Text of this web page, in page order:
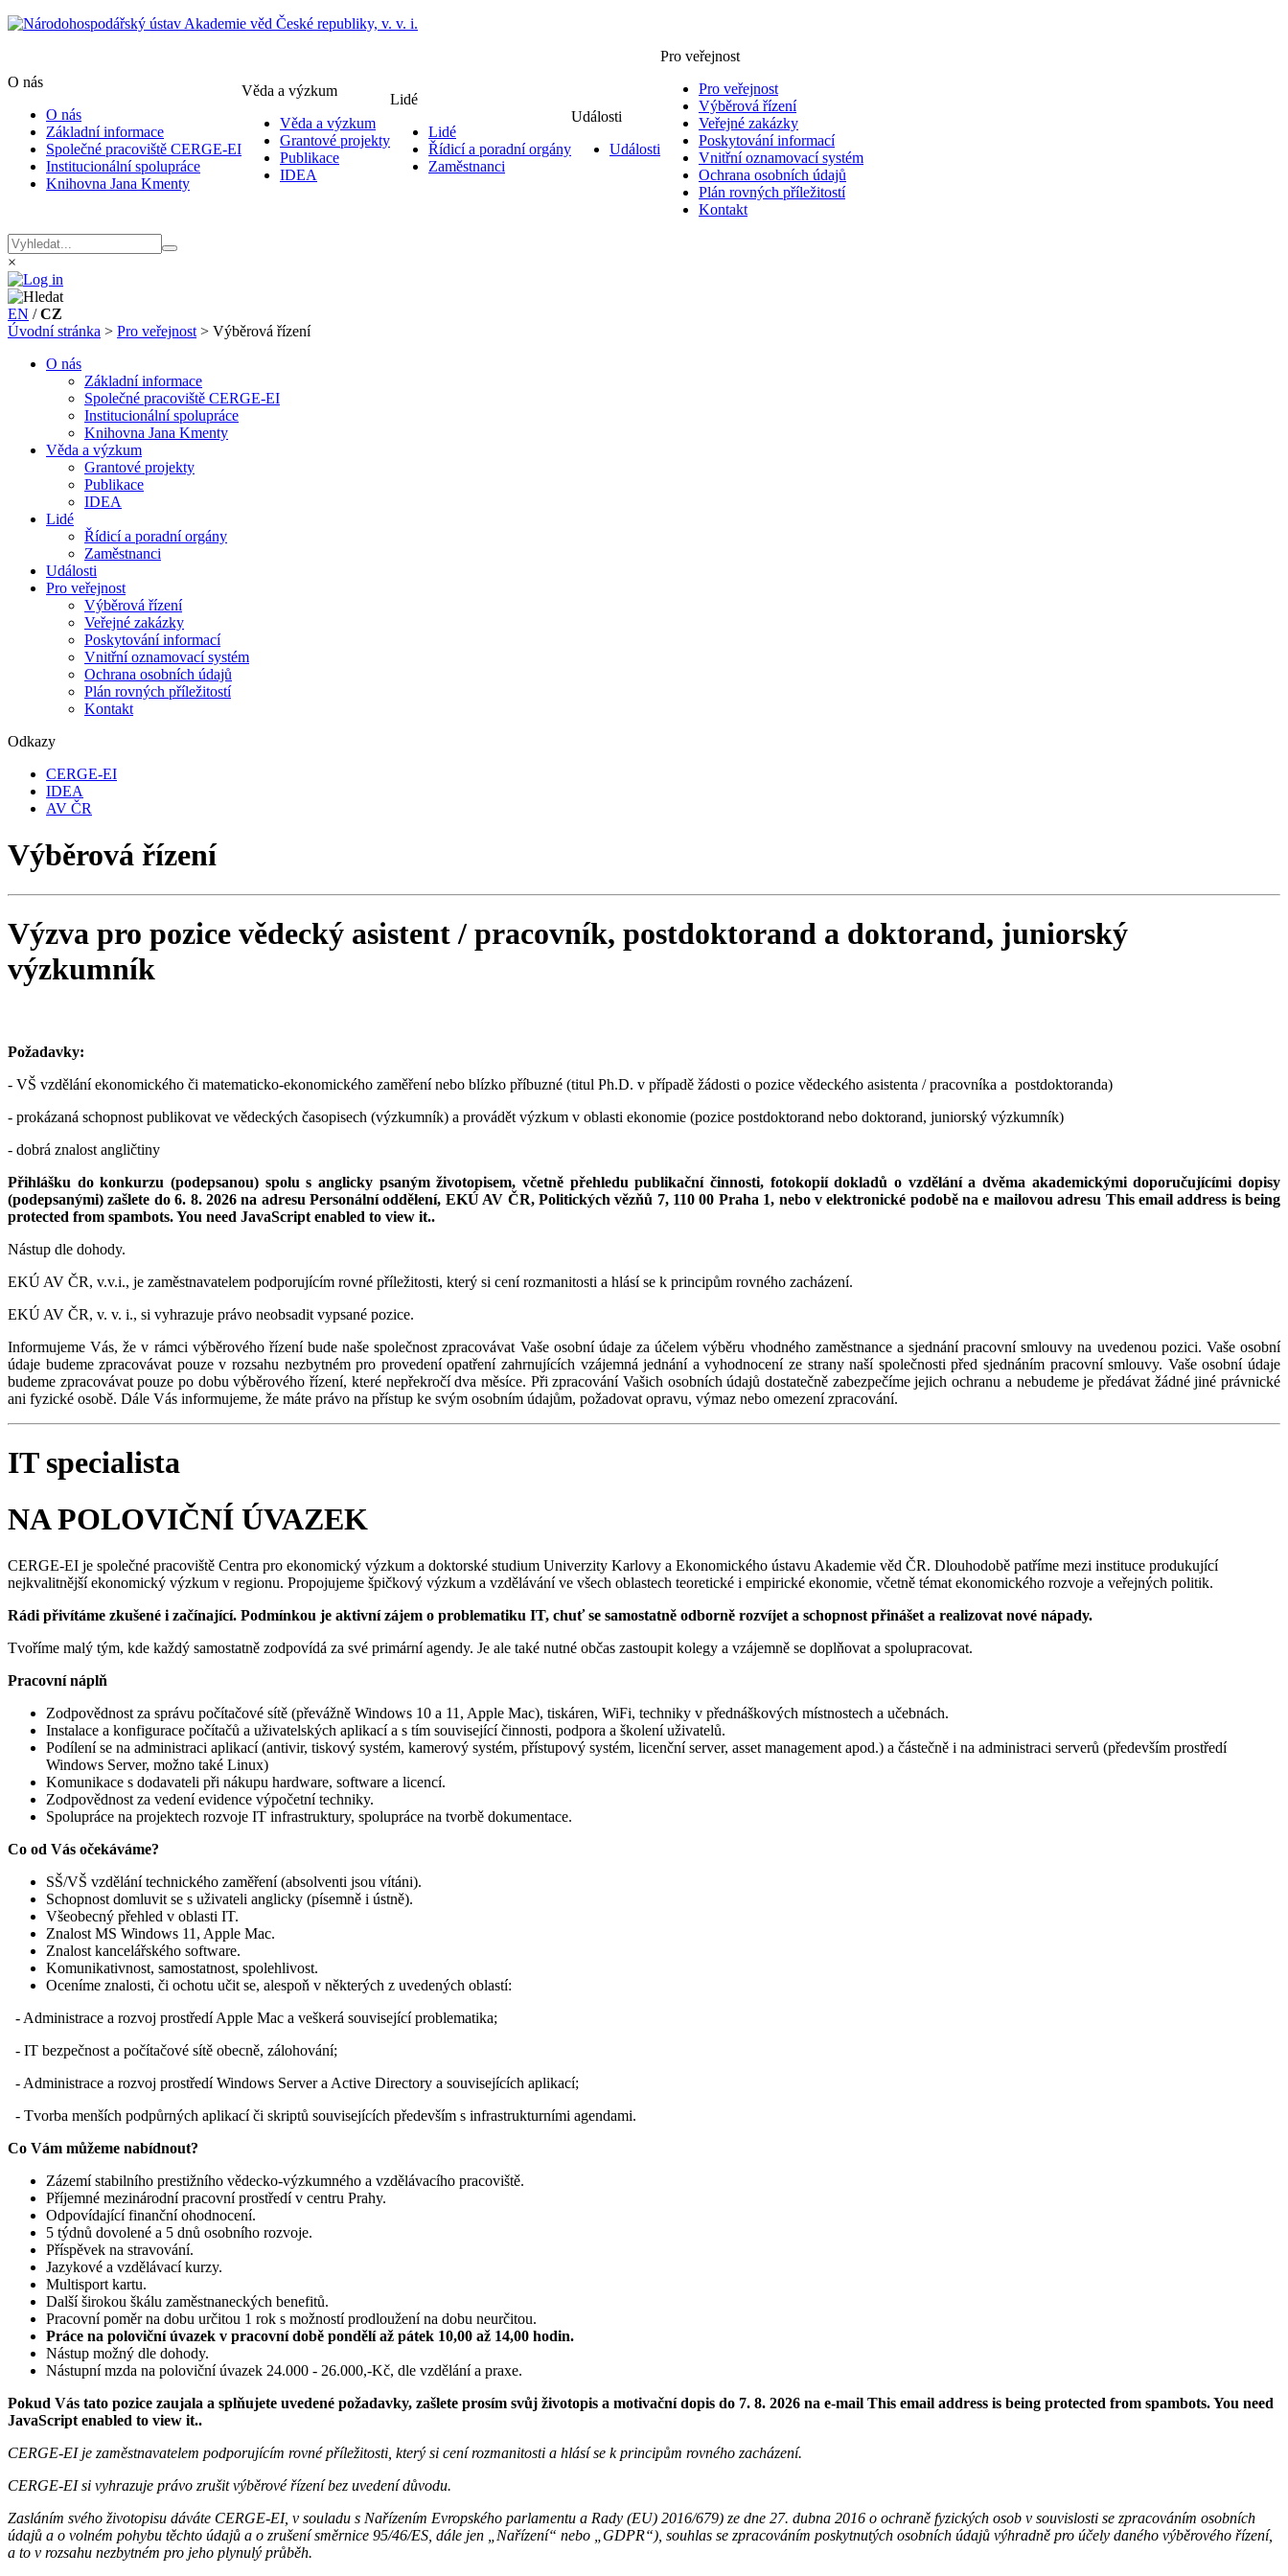
O nás
O nás
Základní informace
Společné pracoviště CERGE-EI
Institucionální spolupráce
Knihovna Jana Kmenty
Věda a výzkum
Věda a výzkum
Grantové projekty
Publikace
IDEA
Lidé
Lidé
Řídicí a poradní orgány
Zaměstnanci
Události
Události
Pro veřejnost
Pro veřejnost
Výběrová řízení
Veřejné zakázky
Poskytování informací
Vnitřní oznamovací systém
Ochrana osobních údajů
Plán rovných příležitostí
Kontakt
×
EN /CZ
Úvodní stránka > Pro veřejnost > Výběrová řízení
O nás
Základní informace
Společné pracoviště CERGE-EI
Institucionální spolupráce
Knihovna Jana Kmenty
Věda a výzkum
Grantové projekty
Publikace
IDEA
Lidé
Řídicí a poradní orgány
Zaměstnanci
Události
Pro veřejnost
Výběrová řízení
Veřejné zakázky
Poskytování informací
Vnitřní oznamovací systém
Ochrana osobních údajů
Plán rovných příležitostí
Kontakt
Odkazy
CERGE-EI
IDEA
AV ČR
Výběrová řízení
Výzva pro pozice vědecký asistent / pracovník, postdoktorand a doktorand, juniorský
výzkumník
Požadavky:
- VŠ vzdělání ekonomického či matematicko-ekonomického zaměření nebo blízko příbuzné (titul Ph.D. v případě žádosti o pozice vědeckého asistenta / pracovníka a postdoktoranda)
- prokázaná schopnost publikovat ve vědeckých časopisech (výzkumník) a provádět výzkum v oblasti ekonomie (pozice postdoktorand nebo doktorand, juniorský výzkumník)
- dobrá znalost angličtiny
Přihlášku do konkurzu (podepsanou) spolu s anglicky psaným životopisem, včetně přehledu publikační činnosti, fotokopií dokladů o vzdělání a dvěma akademickými doporučujícími dopisy
(podepsanými) zašlete do 6. 8. 2026 na adresu Personální oddělení, EKÚ AV ČR, Politických vězňů 7, 110 00 Praha 1, nebo v elektronické podobě na e mailovou adresu This email address is being
protected from spambots. You need JavaScript enabled to view it..
Nástup dle dohody.
EKÚ AV ČR, v.v.i., je zaměstnavatelem podporujícím rovné příležitosti, který si cení rozmanitosti a hlásí se k principům rovného zacházení.
EKÚ AV ČR, v. v. i., si vyhrazuje právo neobsadit vypsané pozice.
Informujeme Vás, že v rámci výběrového řízení bude naše společnost zpracovávat Vaše osobní údaje za účelem výběru vhodného zaměstnance a sjednání pracovní smlouvy na uvedenou pozici. Vaše osobní
údaje budeme zpracovávat pouze v rozsahu nezbytném pro provedení opatření zahrnujících vzájemná jednání a vyhodnocení ze strany naší společnosti před sjednáním pracovní smlouvy. Vaše osobní údaje
budeme zpracovávat pouze po dobu výběrového řízení, které nepřekročí dva měsíce. Při zpracování Vašich osobních údajů dostatečně zabezpečíme jejich ochranu a nebudeme je předávat žádné jiné právnické
ani fyzické osobě. Dále Vás informujeme, že máte právo na přístup ke svým osobním údajům, požadovat opravu, výmaz nebo omezení zpracování.
IT specialista
NA POLOVIČNÍ ÚVAZEK
CERGE-EI je společné pracoviště Centra pro ekonomický výzkum a doktorské studium Univerzity Karlovy a Ekonomického ústavu Akademie věd ČR. Dlouhodobě patříme mezi instituce produkující
nejkvalitnější ekonomický výzkum v regionu. Propojujeme špičkový výzkum a vzdělávání ve všech oblastech teoretické i empirické ekonomie, včetně témat ekonomického rozvoje a veřejných politik.
Rádi přivítáme zkušené i začínající. Podmínkou je aktivní zájem o problematiku IT, chuť se samostatně odborně rozvíjet a schopnost přinášet a realizovat nové nápady.
Tvoříme malý tým, kde každý samostatně zodpovídá za své primární agendy. Je ale také nutné občas zastoupit kolegy a vzájemně se doplňovat a spolupracovat.
Pracovní náplň
Zodpovědnost za správu počítačové sítě (převážně Windows 10 a 11, Apple Mac), tiskáren, WiFi, techniky v přednáškových místnostech a učebnách.
Instalace a konfigurace počítačů a uživatelských aplikací a s tím související činnosti, podpora a školení uživatelů.
Podílení se na administraci aplikací (antivir, tiskový systém, kamerový systém, přístupový systém, licenční server, asset management apod.) a částečně i na administraci serverů (především prostředí
Windows Server, možno také Linux)
Komunikace s dodavateli při nákupu hardware, software a licencí.
Zodpovědnost za vedení evidence výpočetní techniky.
Spolupráce na projektech rozvoje IT infrastruktury, spolupráce na tvorbě dokumentace.
Co od Vás očekáváme?
SŠ/VŠ vzdělání technického zaměření (absolventi jsou vítáni).
Schopnost domluvit se s uživateli anglicky (písemně i ústně).
Všeobecný přehled v oblasti IT.
Znalost MS Windows 11, Apple Mac.
Znalost kancelářského software.
Komunikativnost, samostatnost, spolehlivost.
Oceníme znalosti, či ochotu učit se, alespoň v některých z uvedených oblastí:
- Administrace a rozvoj prostředí Apple Mac a veškerá související problematika;
- IT bezpečnost a počítačové sítě obecně, zálohování;
- Administrace a rozvoj prostředí Windows Server a Active Directory a souvisejících aplikací;
- Tvorba menších podpůrných aplikací či skriptů souvisejících především s infrastrukturními agendami.
Co Vám můžeme nabídnout?
Zázemí stabilního prestižního vědecko-výzkumného a vzdělávacího pracoviště.
Příjemné mezinárodní pracovní prostředí v centru Prahy.
Odpovídající finanční ohodnocení.
5 týdnů dovolené a 5 dnů osobního rozvoje.
Příspěvek na stravování.
Jazykové a vzdělávací kurzy.
Multisport kartu.
Další širokou škálu zaměstnaneckých benefitů.
Pracovní poměr na dobu určitou 1 rok s možností prodloužení na dobu neurčitou.
Práce na poloviční úvazek v pracovní době pondělí až pátek 10,00 až 14,00 hodin.
Nástup možný dle dohody.
Nástupní mzda na poloviční úvazek 24.000 - 26.000,-Kč, dle vzdělání a praxe.
Pokud Vás tato pozice zaujala a splňujete uvedené požadavky, zašlete prosím svůj životopis a motivační dopis do 7. 8. 2026 na e-mail This email address is being protected from spambots. You need
JavaScript enabled to view it..
CERGE-EI je zaměstnavatelem podporujícím rovné příležitosti, který si cení rozmanitosti a hlásí se k principům rovného zacházení.
CERGE-EI si vyhrazuje právo zrušit výběrové řízení bez uvedení důvodu.
Zasláním svého životopisu dáváte CERGE-EI, v souladu s Nařízením Evropského parlamentu a Rady (EU) 2016/679) ze dne 27. dubna 2016 o ochraně fyzických osob v souvislosti se zpracováním osobních
údajů a o volném pohybu těchto údajů a o zrušení směrnice 95/46/ES, dále jen „Nařízení“ nebo „GDPR“), souhlas se zpracováním poskytnutých osobních údajů výhradně pro účely daného výběrového řízení,
a to v rozsahu nezbytném pro jeho plynulý průběh.